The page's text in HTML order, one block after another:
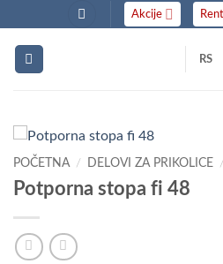
to
content
Akcije
RS
POČETNA / DELOVI ZA PRIKOLICE /
Potporna stopa fi 48